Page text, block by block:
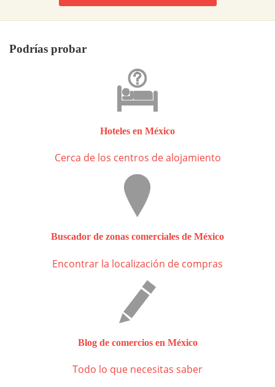
Podrías probar
Hoteles en México
Cerca de los centros de alojamiento
Buscador de zonas comerciales de México
Encontrar la localización de compras
Blog de comercios en México
Todo lo que necesitas saber